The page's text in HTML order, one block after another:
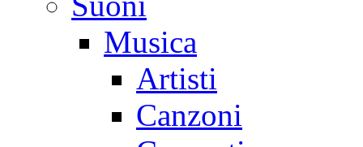
Musica
Artisti
Canzoni